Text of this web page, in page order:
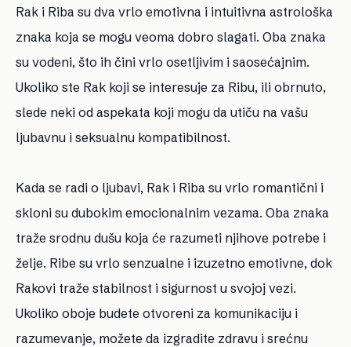
Rak i Riba su dva vrlo emotivna i intuitivna astrološka
znaka koja se mogu veoma dobro slagati. Oba znaka
su vodeni, što ih čini vrlo osetljivim i saosećajnim.
Ukoliko ste Rak koji se interesuje za Ribu, ili obrnuto,
slede neki od aspekata koji mogu da utiču na vašu
ljubavnu i seksualnu kompatibilnost.
Kada se radi o ljubavi, Rak i Riba su vrlo romantični i
skloni su dubokim emocionalnim vezama. Oba znaka
traže srodnu dušu koja će razumeti njihove potrebe i
želje. Ribe su vrlo senzualne i izuzetno emotivne, dok
Rakovi traže stabilnost i sigurnost u svojoj vezi.
Ukoliko oboje budete otvoreni za komunikaciju i
razumevanje, možete da izgradite zdravu i srećnu